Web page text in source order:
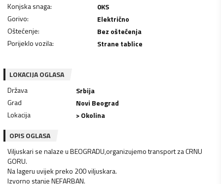
Konjska snaga: 0KS
Gorivo:
Električno
Oštećenje:
Bez oštećenja
Porijeklo vozila: Strane tablice
LOKACIJA OGLASA
Država
Srbija
Grad
Novi Beograd
Lokacija
> Okolina
OPIS OGLASA
Viljuskari se nalaze u BEOGRADU,organizujemo transport za CRNU
GORU.
Na lageru uvijek preko 200 viljuskara.
Izvorno stanje NEFARBAN.